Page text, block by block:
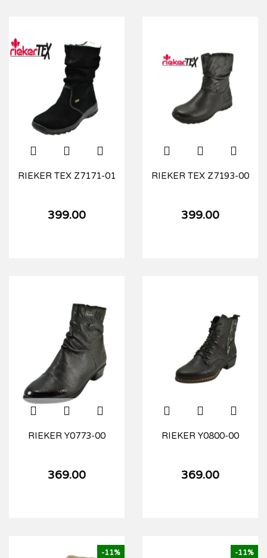
RIEKER TEX Z7171-01
399.00
RIEKER TEX Z7193-00
399.00
RIEKER Y0773-00
369.00
RIEKER Y0800-00
369.00
-11% -11%